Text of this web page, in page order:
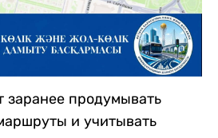
заранее продумывать
и учитывать